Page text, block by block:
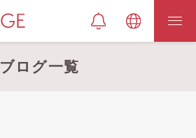
ブログ一覧